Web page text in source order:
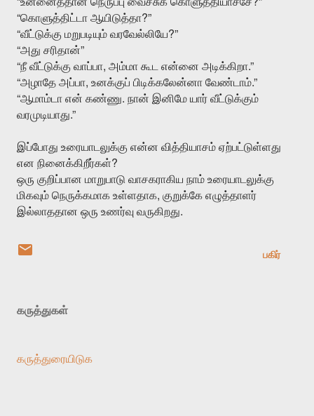
“கொளுத்திட்டா ஆயிடுத்தா?”
“வீட்டுக்கு மறுபடியும் வரவேல்லியே?”
“அது சரிதான்”
“நீ வீட்டுக்கு வாப்பா, அம்மா கூட என்னை அடிக்கிறா.”
“அழாதே அப்பா, உனக்குப் பிடிக்கலேன்னா வேண்டாம்.”
“ஆமாம்டா என் கண்ணு. நான் இனிமே யார் வீட்டுக்கும்
வரமுடியாது.”
இப்போது உரையாடலுக்கு என்ன வித்தியாசம் ஏற்பட்டுள்ளது
என நினைக்கிறீர்கள்?
ஒரு குறிப்பான மாறுபாடு வாசகராகிய நாம் உரையாடலுக்கு
மிகவும் நெருக்கமாக உள்ளதாக, குறுக்கே எழுத்தாளர்
இல்லாததான ஒரு உணர்வு வருகிறது.
பகிர்
கருத்துகள்
கருத்துரையிடுக